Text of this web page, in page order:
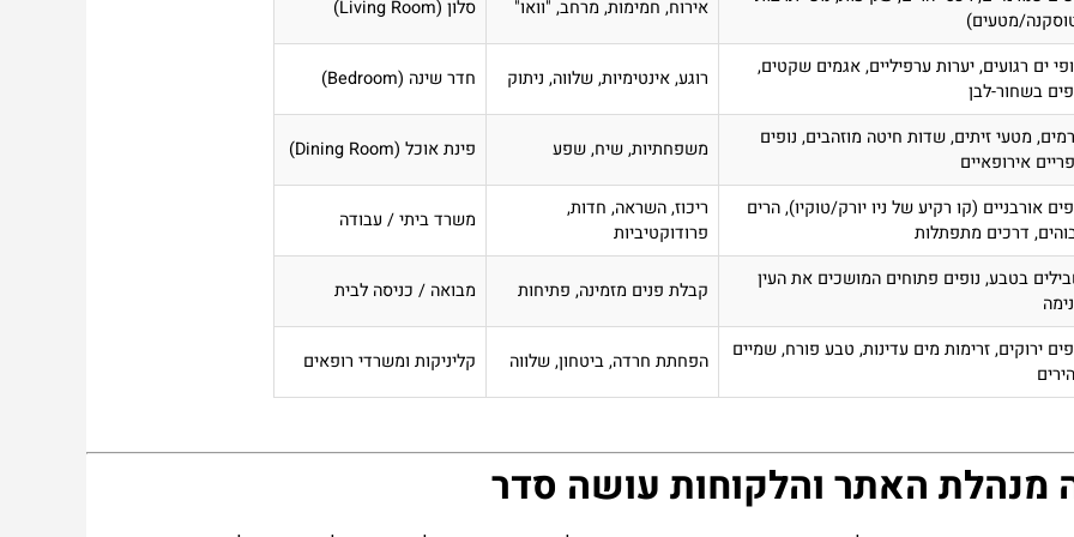
סלון (Living Room) אירוח, חמימות, מרחב, "וואו"
מטעים)
חדר שינה (Bedroom) רוגע, אינטימיות, שלווה, ניתוק
ים רגועים, יערות ערפיליים, אגמים שקטים,
בשחור-לבן
פינת אוכל (Dining Room) משפחתיות, שיח, שפע
מטעי זיתים, שדות חיטה מוזהבים, נופים
אירופאיים
משרד ביתי / עבודה
ריכוז, השראה, חדות,
פרודוקטיביות
אורבניים (קו רקיע של ניו יורק/טוקיו), הרים
דרכים מתפתלות
מבואה / כניסה לבית קבלת פנים מזמינה, פתיחות
בטבע, נופים פתוחים המושכים את העין
קליניקות ומשרדי רופאים הפחתת חרדה, ביטחון, שלווה
ירוקים, זרימות מים עדינות, טבע פורח, שמיים
מנהלת האתר והלקוחות עושה סדר